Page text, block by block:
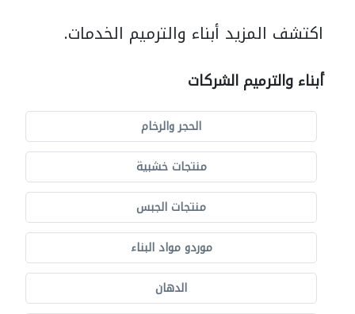
اكتشف المزيد أبناء والترميم الخدمات.
أبناء والترميم الشركات
الحجر والرخام
منتجات خشبية
منتجات الجبس
موردو مواد البناء
الدهان